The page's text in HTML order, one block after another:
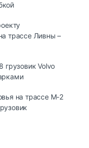
трассе Ливны –
Volvo
на трассе М-2